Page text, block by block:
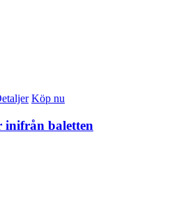
Köp nu
inifrån baletten